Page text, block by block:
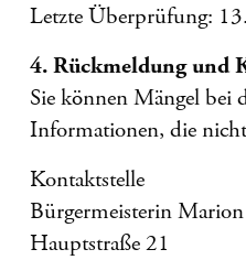
Letzte Überprüfung:
4. Rückmeldung und
Sie können Mängel bei
Informationen, die
Kontaktstelle
Bürgermeisterin
Hauptstraße 21